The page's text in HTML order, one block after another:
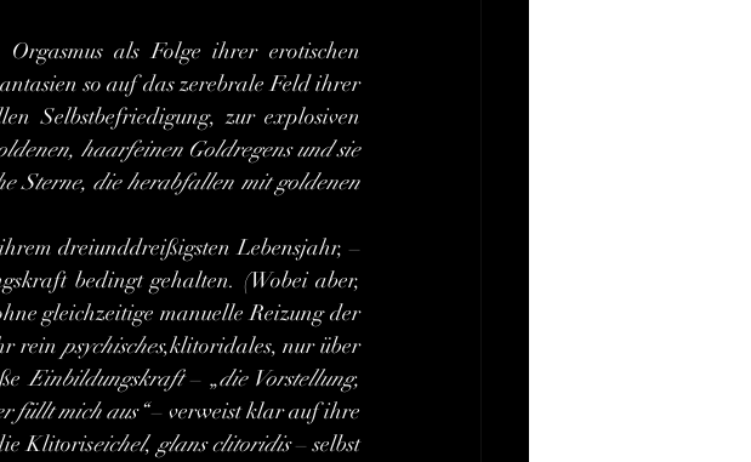
als Folge ihrer erotischen
so auf das zerebrale Feld ihrer
Selbstbefriedigung, zur explosiven
haarfeinen Goldregens und sie
Sterne, die herabfallen mit goldenen
dreiunddreißigsten Lebensjahr, –
bedingt gehalten. (Wobei aber,
gleichzeitige manuelle Reizung der
rein psychisches,klitoridales, nur über
Einbildungskraft – „die Vorstellung,
füllt mich aus“ – verweist klar auf ihre
Klitoriseichel, glans clitoridis – selbst